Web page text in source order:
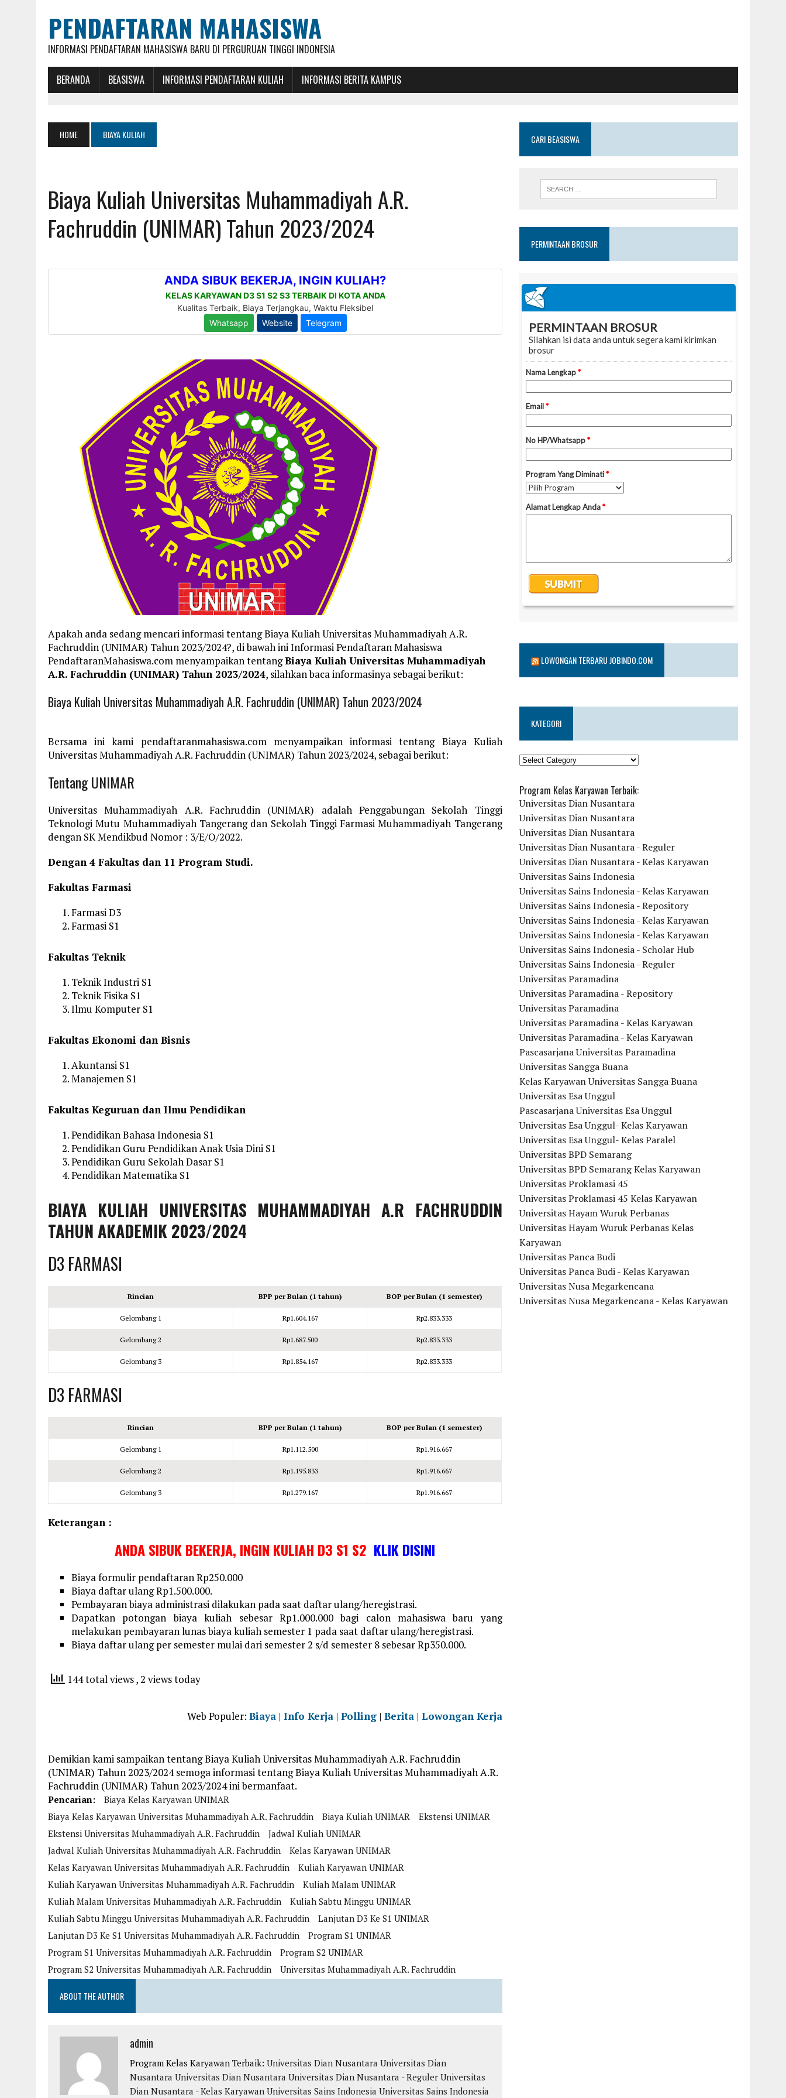
PENDAFTARAN MAHASISWA
INFORMASI PENDAFTARAN MAHASISWA BARU DI PERGURUAN TINGGI INDONESIA
BERANDA BEASISWA INFORMASI PENDAFTARAN KULIAH INFORMASI BERITA KAMPUS
HOME BIAYA KULIAH
Biaya Kuliah Universitas Muhammadiyah A.R.
Fachruddin (UNIMAR) Tahun 2023/2024
Apakah anda sedang mencari informasi tentang Biaya Kuliah Universitas Muhammadiyah A.R.
Fachruddin (UNIMAR) Tahun 2023/2024?, di bawah ini Informasi Pendaftaran Mahasiswa
PendaftaranMahasiswa.com menyampaikan tentangBiaya Kuliah Universitas Muhammadiyah
A.R. Fachruddin (UNIMAR) Tahun 2023/2024, silahkan baca informasinya sebagai berikut:
Biaya Kuliah Universitas Muhammadiyah A.R. Fachruddin (UNIMAR) Tahun 2023/2024
Bersama ini kami pendaftaranmahasiswa.com menyampaikan informasi tentang Biaya Kuliah
Universitas Muhammadiyah A.R. Fachruddin (UNIMAR) Tahun 2023/2024, sebagai berikut:
Tentang UNIMAR
Universitas Muhammadiyah A.R. Fachruddin (UNIMAR) adalah Penggabungan Sekolah Tinggi
Teknologi Mutu Muhammadiyah Tangerang dan Sekolah Tinggi Farmasi Muhammadiyah Tangerang
dengan SK Mendikbud Nomor : 3/E/O/2022.
Dengan 4 Fakultas dan 11 Program Studi.
Fakultas Farmasi
Farmasi D3
Farmasi S1
Fakultas Teknik
Teknik Industri S1
Teknik Fisika S1
Ilmu Komputer S1
Fakultas Ekonomi dan Bisnis
Akuntansi S1
Manajemen S1
Fakultas Keguruan dan Ilmu Pendidikan
Pendidikan Bahasa Indonesia S1
Pendidikan Guru Pendidikan Anak Usia Dini S1
Pendidikan Guru Sekolah Dasar S1
Pendidikan Matematika S1
BIAYA KULIAH UNIVERSITAS MUHAMMADIYAH A.R FACHRUDDIN
TAHUN AKADEMIK 2023/2024
D3 FARMASI
Rincian BPP per Bulan (1 tahun) BOP per Bulan (1 semester)
Gelombang 1 Rp1.604.167 Rp2.833.333
Gelombang 2 Rp1.687.500 Rp2.833.333
Gelombang 3 Rp1.854.167 Rp2.833.333
D3 FARMASI
Rincian BPP per Bulan (1 tahun) BOP per Bulan (1 semester)
Gelombang 1 Rp1.112.500 Rp1.916.667
Gelombang 2 Rp1.195.833 Rp1.916.667
Gelombang 3 Rp1.279.167 Rp1.916.667
Keterangan :
ANDA SIBUK BEKERJA, INGIN KULIAH D3 S1 S2 KLIK DISINI
Biaya formulir pendaftaran Rp250.000
Biaya daftar ulang Rp1.500.000.
Pembayaran biaya administrasi dilakukan pada saat daftar ulang/heregistrasi.
Dapatkan potongan biaya kuliah sebesar Rp1.000.000 bagi calon mahasiswa baru yang
melakukan pembayaran lunas biaya kuliah semester 1 pada saat daftar ulang/heregistrasi.
Biaya daftar ulang per semester mulai dari semester 2 s/d semester 8 sebesar Rp350.000.
144 total views, 2 views today
Web Populer: Biaya| Info Kerja| Polling| Berita| Lowongan Kerja
Demikian kami sampaikan tentang Biaya Kuliah Universitas Muhammadiyah A.R. Fachruddin
(UNIMAR) Tahun 2023/2024 semoga informasi tentang Biaya Kuliah Universitas Muhammadiyah A.R.
Fachruddin (UNIMAR) Tahun 2023/2024 ini bermanfaat.
Pencarian:
Biaya Kelas Karyawan UNIMAR
Biaya Kelas Karyawan Universitas Muhammadiyah A.R. Fachruddin
Biaya Kuliah UNIMAR
Ekstensi UNIMAR
Ekstensi Universitas Muhammadiyah A.R. Fachruddin
Jadwal Kuliah UNIMAR
Jadwal Kuliah Universitas Muhammadiyah A.R. Fachruddin
Kelas Karyawan UNIMAR
Kelas Karyawan Universitas Muhammadiyah A.R. Fachruddin
Kuliah Karyawan UNIMAR
Kuliah Karyawan Universitas Muhammadiyah A.R. Fachruddin
Kuliah Malam UNIMAR
Kuliah Malam Universitas Muhammadiyah A.R. Fachruddin
Kuliah Sabtu Minggu UNIMAR
Kuliah Sabtu Minggu Universitas Muhammadiyah A.R. Fachruddin
Lanjutan D3 Ke S1 UNIMAR
Lanjutan D3 Ke S1 Universitas Muhammadiyah A.R. Fachruddin
Program S1 UNIMAR
Program S1 Universitas Muhammadiyah A.R. Fachruddin
Program S2 UNIMAR
Program S2 Universitas Muhammadiyah A.R. Fachruddin
Universitas Muhammadiyah A.R. Fachruddin
ABOUT THE AUTHOR
admin
Program Kelas Karyawan Terbaik: Universitas Dian Nusantara Universitas Dian
Nusantara Universitas Dian Nusantara Universitas Dian Nusantara - Reguler Universitas
Dian Nusantara - Kelas Karyawan Universitas Sains Indonesia Universitas Sains Indonesia
CARI BEASISWA
PERMINTAAN BROSUR
LOWONGAN TERBARU JOBINDO.COM
KATEGORI
KATEGORI
Program Kelas Karyawan Terbaik:
Universitas Dian Nusantara
Universitas Dian Nusantara
Universitas Dian Nusantara
Universitas Dian Nusantara - Reguler
Universitas Dian Nusantara - Kelas Karyawan
Universitas Sains Indonesia
Universitas Sains Indonesia - Kelas Karyawan
Universitas Sains Indonesia - Repository
Universitas Sains Indonesia - Kelas Karyawan
Universitas Sains Indonesia - Kelas Karyawan
Universitas Sains Indonesia - Scholar Hub
Universitas Sains Indonesia - Reguler
Universitas Paramadina
Universitas Paramadina - Repository
Universitas Paramadina
Universitas Paramadina - Kelas Karyawan
Universitas Paramadina - Kelas Karyawan
Pascasarjana Universitas Paramadina
Universitas Sangga Buana
Kelas Karyawan Universitas Sangga Buana
Universitas Esa Unggul
Pascasarjana Universitas Esa Unggul
Universitas Esa Unggul- Kelas Karyawan
Universitas Esa Unggul- Kelas Paralel
Universitas BPD Semarang
Universitas BPD Semarang Kelas Karyawan
Universitas Proklamasi 45
Universitas Proklamasi 45 Kelas Karyawan
Universitas Hayam Wuruk Perbanas
Universitas Hayam Wuruk Perbanas Kelas
Karyawan
Universitas Panca Budi
Universitas Panca Budi - Kelas Karyawan
Universitas Nusa Megarkencana
Universitas Nusa Megarkencana - Kelas Karyawan